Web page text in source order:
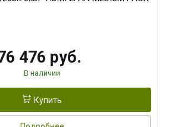
476 руб.
В наличии
Купить